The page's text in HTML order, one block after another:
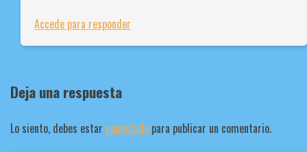
Accede para responder
Deja una respuesta
Lo siento, debes estar conectado para publicar un comentario.